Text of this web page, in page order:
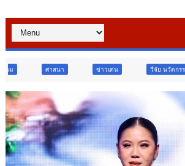
วืจัย นวัตกรรม สังคม